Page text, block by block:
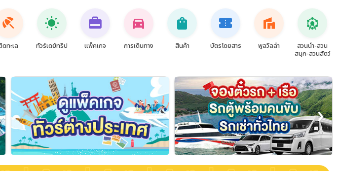
beach_access
ดทะเล
wb_sunny
ทัวร์เดย์ทริป
card_travel
แพ็คเกจ
directions_car
การเดินทาง
shopping_bag
สินค้า
confirmation_number
บัตรโดยสาร
villa
พูลวิลล่า
attractions
สวนน้ำ-สวน
สนุก-สวนสัตว์
›